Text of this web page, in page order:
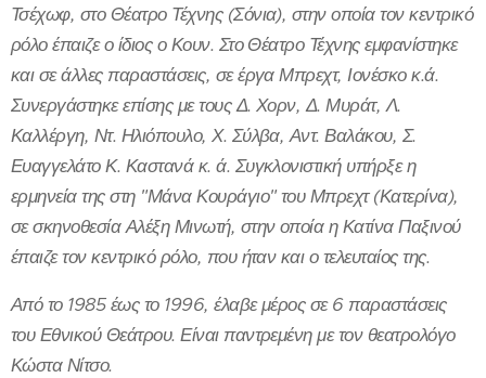
Τσέχωφ, στο Θέατρο Τέχνης (Σόνια), στην οποία τον κεντρικό
ρόλο έπαιζε ο ίδιος ο Κουν. Στο Θέατρο Τέχνης εμφανίστηκε
και σε άλλες παραστάσεις, σε έργα Μπρεχτ, Ιονέσκο κ.ά.
Συνεργάστηκε επίσης με τους Δ. Χορν, Δ. Μυράτ, Λ.
Καλλέργη, Ντ. Ηλιόπουλο, Χ. Σύλβα, Αντ. Βαλάκου, Σ.
Ευαγγελάτο Κ. Καστανά κ. ά. Συγκλονιστική υπήρξε η
ερμηνεία της στη "Μάνα Κουράγιο" του Μπρεχτ (Κατερίνα),
σε σκηνοθεσία Αλέξη Μινωτή, στην οποία η Κατίνα Παξινού
έπαιζε τον κεντρικό ρόλο, που ήταν και ο τελευταίος της.
Από το 1985 έως το 1996, έλαβε μέρος σε 6 παραστάσεις
του Εθνικού Θεάτρου. Είναι παντρεμένη με τον θεατρολόγο
Κώστα Νίτσο.